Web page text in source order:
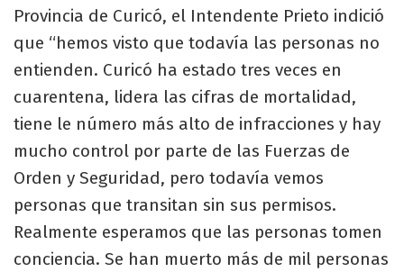
Provincia de Curicó, el Intendente Prieto indició
que “hemos visto que todavía las personas no
entienden. Curicó ha estado tres veces en
cuarentena, lidera las cifras de mortalidad,
tiene le número más alto de infracciones y hay
mucho control por parte de las Fuerzas de
Orden y Seguridad, pero todavía vemos
personas que transitan sin sus permisos.
Realmente esperamos que las personas tomen
conciencia. Se han muerto más de mil personas